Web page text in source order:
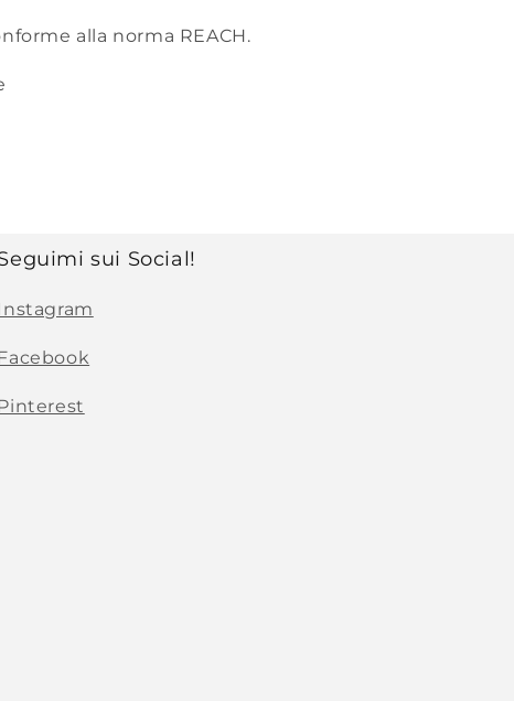
alla norma REACH.
sui Social!
Instagram
Facebook
Pinterest